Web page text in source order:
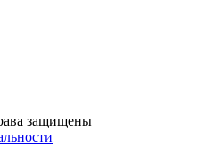
защищены